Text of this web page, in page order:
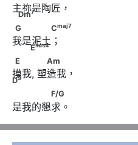
Dm7
主祢是陶匠，
G　　　　Cmaj
G Cmaj7
Esus4
我是泥土；
E　　       　Am　　  D
E Am
D9
摸我, 塑造我，
F/G
F/G
是我的懇求。